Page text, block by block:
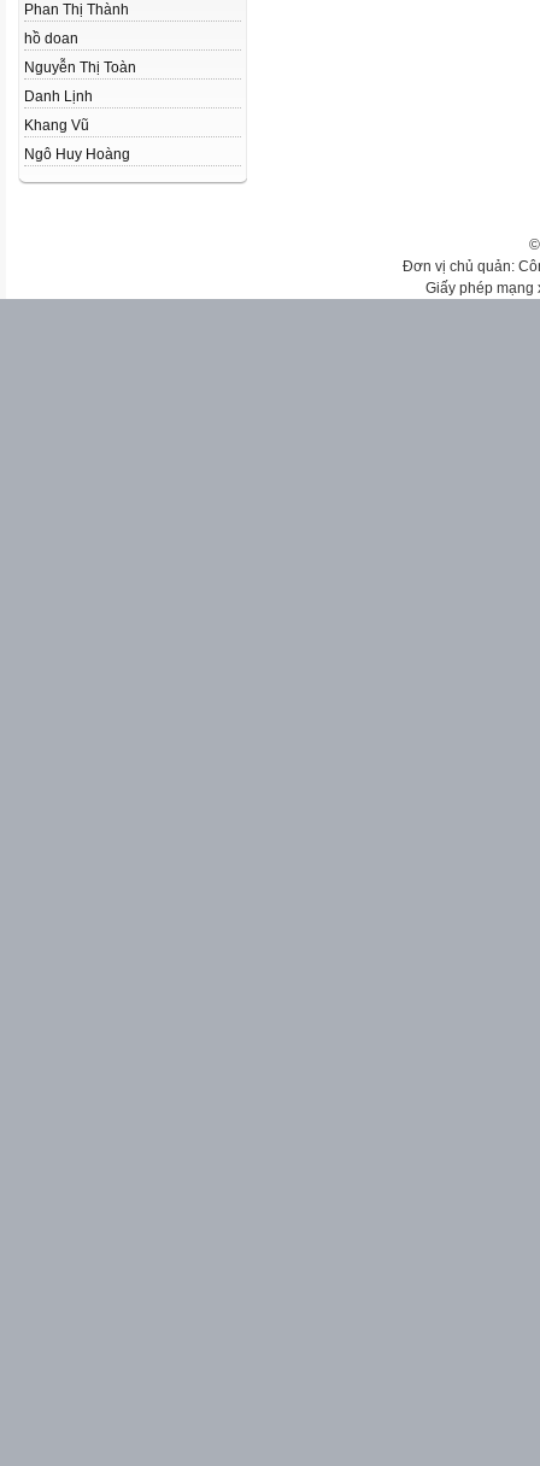
Phan Thị Thành
hồ doan
Nguyễn Thị Toàn
Danh Lịnh
Khang Vũ
Ngô Huy Hoàng
Đơn vị chủ quản:
Giấy phép mạng